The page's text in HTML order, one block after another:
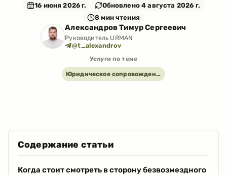
16 июня 2026 г. Обновлено4 августа 2026 г.
8 мин чтения
Александров Тимур Сергеевич
Руководитель URMAN
@t_alexandrov
Услуги по теме
Юридическое сопровождение лесопользования: договоры, органы и споры
Содержание статьи
Когда стоит смотреть в сторону безвозмездного